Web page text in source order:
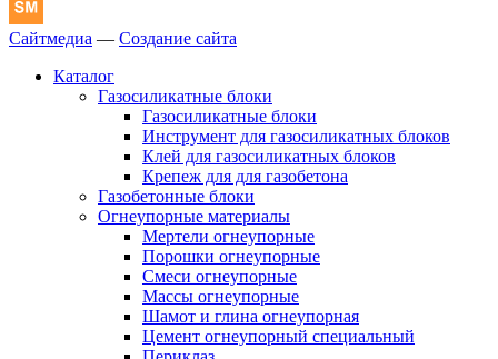
Сайтмедиа — Создание сайта
Каталог
Газосиликатные блоки
Газосиликатные блоки
Инструмент для газосиликатных блоков
Клей для газосиликатных блоков
Крепеж для для газобетона
Газобетонные блоки
Огнеупорные материалы
Мертели огнеупорные
Порошки огнеупорные
Смеси огнеупорные
Массы огнеупорные
Шамот и глина огнеупорная
Цемент огнеупорный специальный